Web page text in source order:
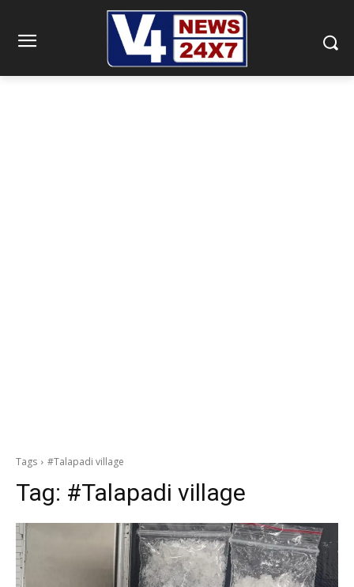
Tags #Talapadi village
Tag: #Talapadi village